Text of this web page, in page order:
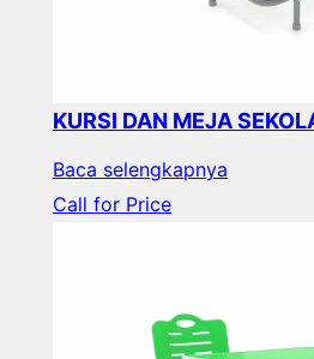
KURSI DAN MEJA
Baca selengkapnya
Call for Price